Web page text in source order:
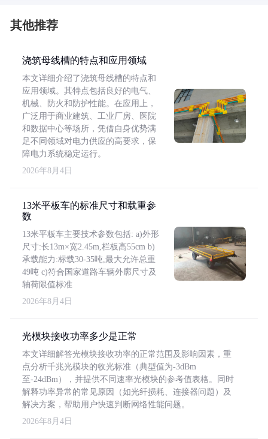
其他推荐
浇筑母线槽的特点和应用领域
本文详细介绍了浇筑母线槽的特点和
应用领域。其特点包括良好的电气、
机械、防火和防护性能。在应用上，
广泛用于商业建筑、工业厂房、医院
和数据中心等场所，凭借自身优势满
足不同领域对电力供应的高要求，保
障电力系统稳定运行。
2026年8月4日
13米平板车的标准尺寸和载重参
数
13米平板车主要技术参数包括: a)外形
尺寸:长13m×宽2.45m,栏板高55cm b)
承载能力:标载30-35吨,最大允许总重
49吨 c)符合国家道路车辆外廓尺寸及
轴荷限值标准
2026年8月4日
光模块接收功率多少是正常
本文详细解答光模块接收功率的正常范围及影响因素，重
点分析千兆光模块的收光标准（典型值为-3dBm
至-24dBm），并提供不同速率光模块的参考值表格。同时
解释功率异常的常见原因（如光纤损耗、连接器问题）及
解决方案，帮助用户快速判断网络性能问题。
2026年8月4日